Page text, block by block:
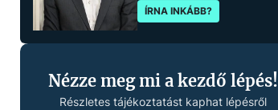
ÍRNA INKÁBB?
Nézze meg mi a kezdő lépés!
Részletes tájékoztatást kaphat lépésről